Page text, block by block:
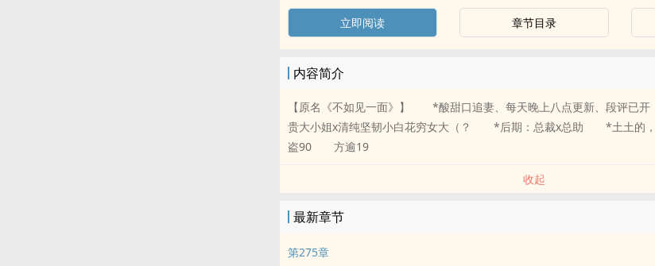
立即阅读 章节目录
内容简介
【原名《不如见一面》】 *酸甜口追妻、每天晚上八点更新、段评
贵大小姐x清纯坚韧小白花穷女大（？ *后期：总裁x总助 *土土的，
盗90 方逾19
收起
最新章节
第275章